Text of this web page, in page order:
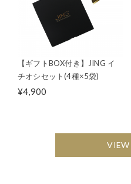
【ギフトBOX付き】JING イ
チオシセット(4種×5袋)
¥4,900
VIEW